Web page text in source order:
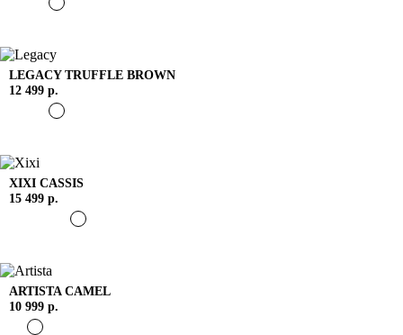
LEGACYTRUFFLE BROWN
12 499 р.
XIXI CASSIS
15 499 р.
ARTISTA CAMEL
10 999 р.